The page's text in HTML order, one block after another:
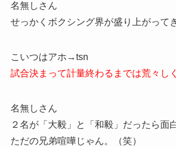
名無しさん
せっかくボクシング界が盛り上がって
こいつはアホ→tsn
試合決まって計量終わるまでは荒々し
名無しさん
２名が「大毅」と「和毅」だったら面
ただの兄弟喧嘩じゃん。（笑）